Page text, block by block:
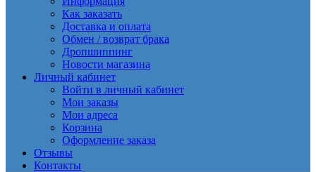
Как заказать
Доставка и оплата
Обмен / возврат брака
Дропшиппинг
Новости магазина
Личный кабинет
Войти в личный кабинет
Мои заказы
Мои адреса
Корзина
Оформление заказа
Отзывы
Контакты